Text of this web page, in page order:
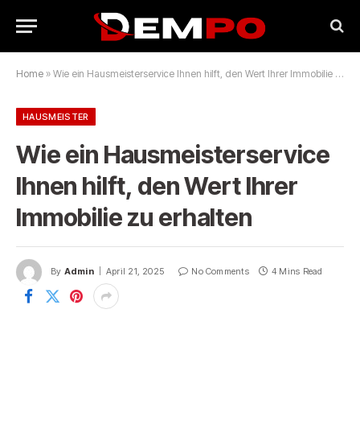
Home » Wie ein Hausmeisterservice Ihnen hilft, den Wert Ihrer Immobilie zu erhalten
HAUSMEISTER
Wie ein Hausmeisterservice
Ihnen hilft, den Wert Ihrer
Immobilie zu erhalten
By Admin April 21, 2025 No Comments 4 Mins Read